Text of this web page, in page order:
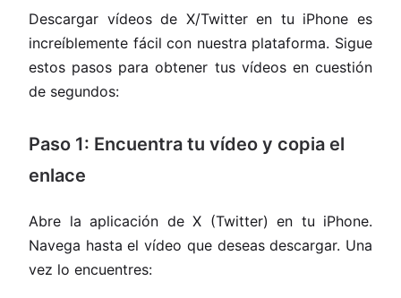
Descargar vídeos de X/Twitter en tu iPhone es
increíblemente fácil con nuestra plataforma. Sigue
estos pasos para obtener tus vídeos en cuestión
de segundos:
Paso 1: Encuentra tu vídeo y copia el
enlace
Abre la aplicación de X (Twitter) en tu iPhone.
Navega hasta el vídeo que deseas descargar. Una
vez lo encuentres: